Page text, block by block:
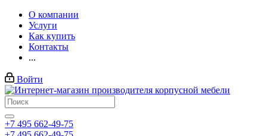
О компании
Услуги
Как купить
Контакты
...
Войти
+7 495 662-49-75